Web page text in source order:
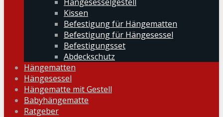
Kissen
Befestigung für Hängematten
Befestigung für Hängesessel
Befestigungsset
Abdeckschutz
Hängematten
Hängesessel
Hängematte mit Gestell
Babyhängematte
Ratgeber